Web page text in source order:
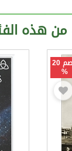
هذه
خصم 20
%